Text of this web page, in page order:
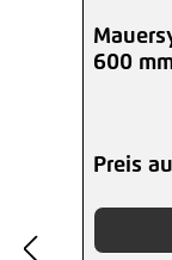
600
Preis